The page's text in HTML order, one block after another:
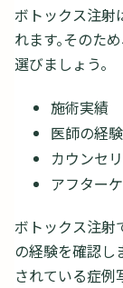
ボトックス注射
れます。そのた
選びましょう。
施術実績
医師の経
カウンセ
アフター
ボトックス注射
の経験を確認し
されている症例